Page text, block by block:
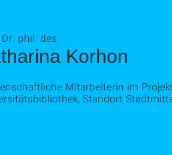
Korhon
phil. des.
Mitarbeiterin im
Standort